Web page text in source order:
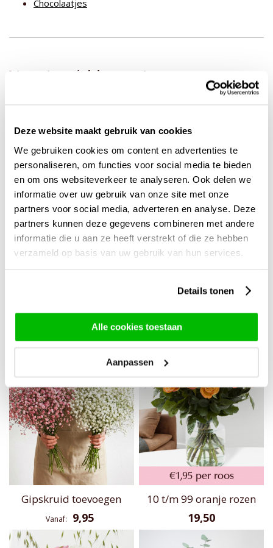
Deze website maakt gebruik van cookies
We gebruiken cookies om content en advertenties te
personaliseren, om functies voor social media te bieden
en om ons websiteverkeer te analyseren. Ook delen we
informatie over uw gebruik van onze site met onze
partners voor social media, adverteren en analyse. Deze
partners kunnen deze gegevens combineren met andere
informatie die u aan ze heeft verstrekt of die ze hebben
verzameld op basis van uw gebruik van hun services.
Details tonen
Alle cookies toestaan
Aanpassen
Chocolaatjes
Revival
Gipskruid toevoegen
Vanaf 9,95
10 t/m 99 oranje rozen
19,50